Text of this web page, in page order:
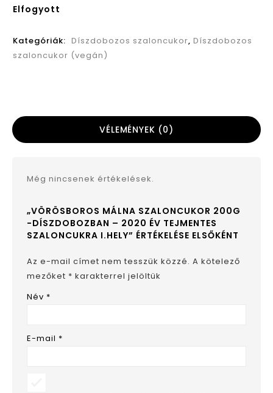
Elfogyott
Kategóriák: Díszdobozos szaloncukor, Díszdobozos
szaloncukor (vegán)
VÉLEMÉNYEK (0)
Még nincsenek értékelések.
„VÖRÖSBOROS MÁLNA SZALONCUKOR 200G
-DÍSZDOBOZBAN – 2020 ÉV TEJMENTES
SZALONCUKRA I.HELY” ÉRTÉKELÉSE ELSŐKÉNT
Az e-mail címet nem tesszük közzé. A kötelező
mezőket * karakterrel jelöltük
Név *
E-mail *